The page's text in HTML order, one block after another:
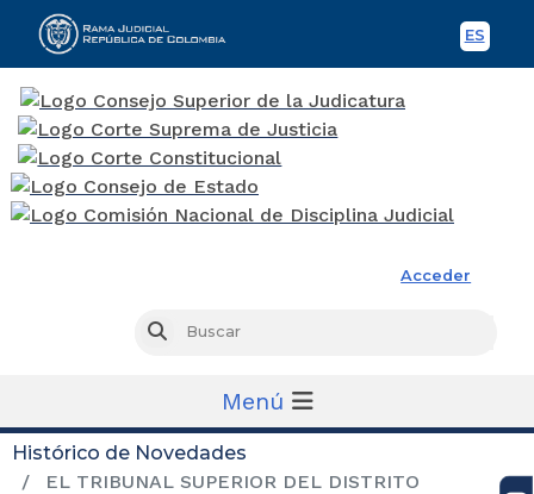
ES
Acceder
Buscar
Menú
Histórico de Novedades
EL TRIBUNAL SUPERIOR DEL DISTRITO